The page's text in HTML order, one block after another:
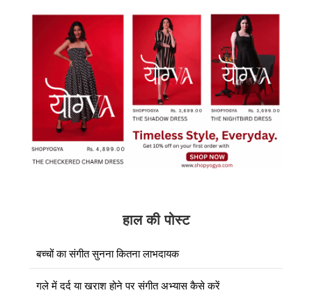
हाल की पोस्ट
बच्चों का संगीत सुनना कितना लाभदायक
गले में दर्द या खराश होने पर संगीत अभ्यास कैसे करें